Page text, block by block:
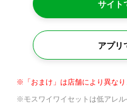
サイト
アプリ
※「おまけ」は店舗により異なり
※モスワイワイセットは低アレル